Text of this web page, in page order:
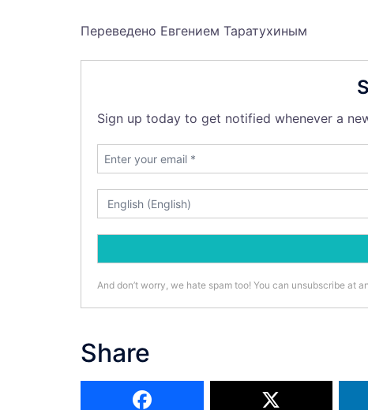
Переведено Евгением Таратухиным
Sign up today to get notified whenever a
And don’t worry, we hate spam too! You can unsubscribe at
Share